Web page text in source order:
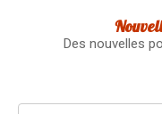
Des nouvelles